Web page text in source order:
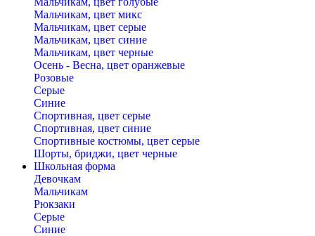
Мальчикам, цвет микс
Мальчикам, цвет серые
Мальчикам, цвет синие
Мальчикам, цвет черные
Осень - Весна, цвет оранжевые
Розовые
Серые
Синие
Спортивная, цвет серые
Спортивная, цвет синие
Спортивные костюмы, цвет серые
Шорты, бриджи, цвет черные
Школьная форма
Девочкам
Мальчикам
Рюкзаки
Серые
Синие